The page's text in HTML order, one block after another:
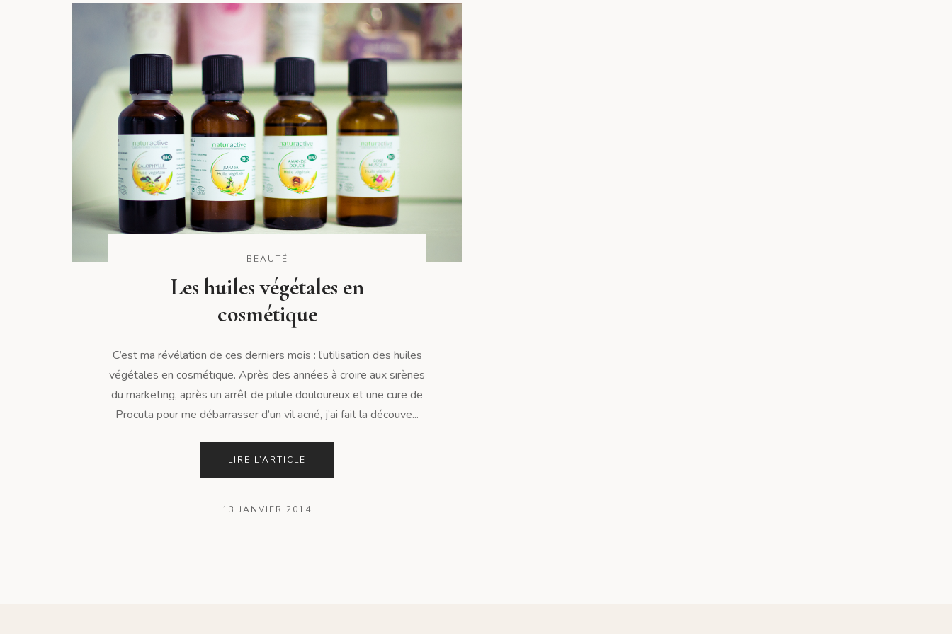
BEAUTÉ
Les huiles végétales en
cosmétique
C’est ma révélation de ces derniers mois : l’utilisation des huiles
végétales en cosmétique. Après des années à croire aux sirènes
du marketing, après un arrêt de pilule douloureux et une cure de
Procuta pour me débarrasser d’un vil acné, j’ai fait la découve...
LIRE L’ARTICLE
13 JANVIER 2014